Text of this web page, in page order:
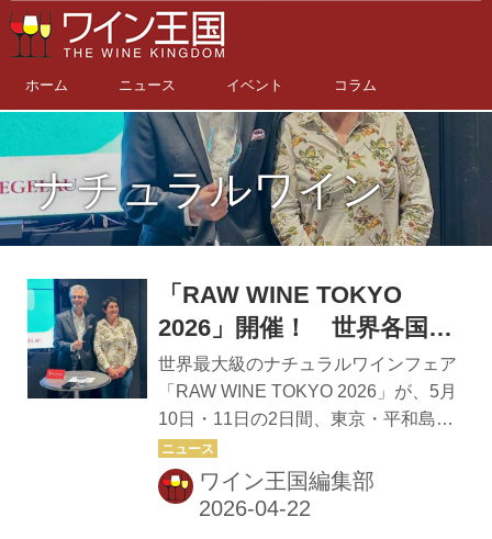
ホーム ニュース イベント コラム
ナチュラルワイン
「RAW WINE TOKYO
2026」開催！ 世界各国か
ら75を超えるナチュラルワ
イン生産者が集結
世界最大級のナチュラルワインフェア
「RAW WINE TOKYO 2026」が、5月
10日・11日の2日間、東京・平和島の
東京流通センターで開催される。開催
を前に行われた記者会見では、創始者
のイザベル・レジュロンさんが登壇
ワイン王国編集部